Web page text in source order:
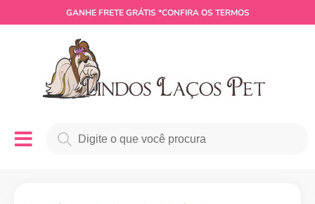
GANHE FRETE GRÁTIS *CONFIRA OS TERMOS